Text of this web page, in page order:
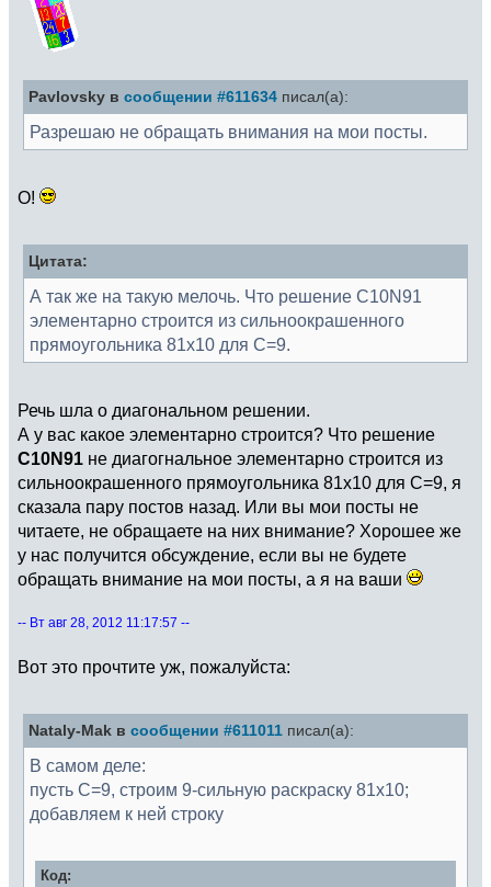
Pavlovsky в сообщении #611634 писал(а):
Разрешаю не обращать внимания на мои посты.
О!
Цитата:
А так же на такую мелочь. Что решение С10N91
элементарно строится из сильноокрашенного
прямоугольника 81х10 для С=9.
Речь шла о диагональном решении.
А у вас какое элементарно строится? Что решение
C10N91 не диагогнальное элементарно строится из
сильноокрашенного прямоугольника 81х10 для С=9, я
сказала пару постов назад. Или вы мои посты не
читаете, не обращаете на них внимание? Хорошее же
у нас получится обсуждение, если вы не будете
обращать внимание на мои посты, а я на ваши
-- Вт авг 28, 2012 11:17:57 --
Вот это прочтите уж, пожалуйста:
Nataly-Mak в сообщении #611011 писал(а):
В самом деле:
пусть C=9, строим 9-сильную раскраску 81х10;
добавляем к ней строку
Код: